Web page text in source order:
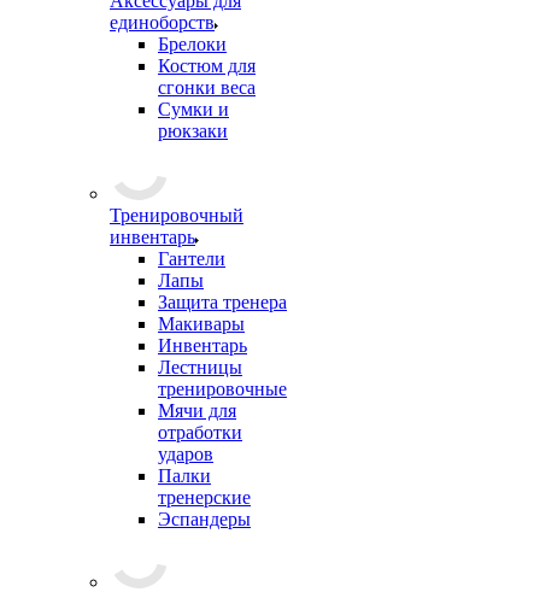
единоборств
Брелоки
Костюм для
сгонки веса
Сумки и
рюкзаки
Тренировочный
инвентарь
Гантели
Лапы
Защита тренера
Макивары
Инвентарь
Лестницы
тренировочные
Мячи для
отработки
ударов
Палки
тренерские
Эспандеры